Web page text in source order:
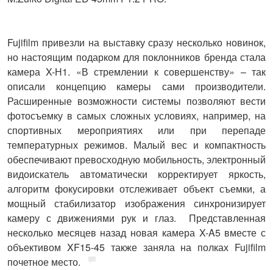
Fujifilm привезли на выставку сразу несколько новинок,
но настоящим подарком для поклонников бренда стала
камера X-Н1. «В стремлении к совершенству» – так
описали концепцию камеры сами производители.
Расширенные возможности системы позволяют вести
фотосъемку в самых сложных условиях, например, на
спортивных мероприятиях или при перепаде
температурных режимов. Малый вес и компактность
обеспечивают превосходную мобильность, электронный
видоискатель автоматически корректирует яркость,
алгоритм фокусировки отслеживает объект съемки, а
мощный стабилизатор изображения синхронизирует
камеру с движениями рук и глаз. Представленная
несколько месяцев назад новая камера X-A5 вместе с
объективом XF15-45 также заняла на полках Fujifilm
почетное место.